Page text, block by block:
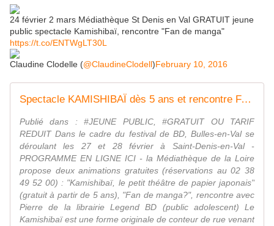
24 février 2 mars Médiathèque St Denis en Val GRATUIT jeune
public spectacle Kamishibaï, rencontre "Fan de manga"
https://t.co/ENTWgLT30L
Claudine Clodelle (@ClaudineClodell)February 10, 2016
Spectacle KAMISHIBAÏ dès 5 ans et rencontre FAN DE MANGA St Denis en Val GRATUIT 24 février et 2 mars - VIVRE AUTREMENT VOS LOISIRS avec Clodelle
Publié dans : #JEUNE PUBLIC, #GRATUIT OU TARIF
REDUIT Dans le cadre du festival de BD, Bulles-en-Val se
déroulant les 27 et 28 février à Saint-Denis-en-Val -
PROGRAMME EN LIGNE ICI - la Médiathèque de la Loire
propose deux animations gratuites (réservations au 02 38
49 52 00) : "Kamishibaï, le petit théâtre de papier japonais"
(gratuit à partir de 5 ans), "Fan de manga?", rencontre avec
Pierre de la librairie Legend BD (public adolescent) Le
Kamishibaï est une forme originale de conteur de rue venant